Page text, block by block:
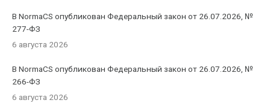
В NormaCS опубликован Федеральный закон от 26.07.2026, №
277-ФЗ
6 августа 2026
В NormaCS опубликован Федеральный закон от 26.07.2026, №
266-ФЗ
6 августа 2026